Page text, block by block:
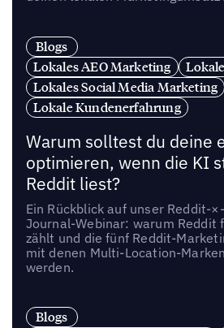
Blogs
Lokales AEO Marketing
Lokales Social Media Marketing
Lokale Kundenerfahrung
Warum solltest du deine
optimieren, wenn die KI
Reddit liest?
Ein Rückblick auf unser Reddit-
Journal-Webinar: warum Reddit
zählt und die fünf Reddit-
mit denen Multi-Location-
werden.
Blogs